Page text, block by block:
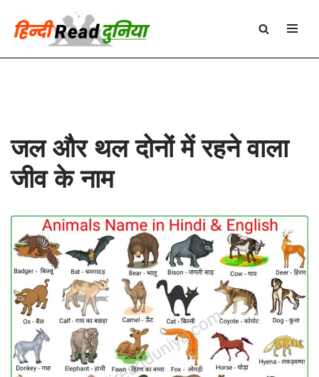
Skip
to
जल और थल दोनों में रहने वाला
जीव के नाम